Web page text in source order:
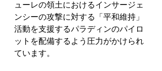
ューレの領土におけるインサージェ
ンシーの攻撃に対する「平和維持」
活動を支援するパラディンのパイロ
ットを配備するよう圧力がかけられ
ています。